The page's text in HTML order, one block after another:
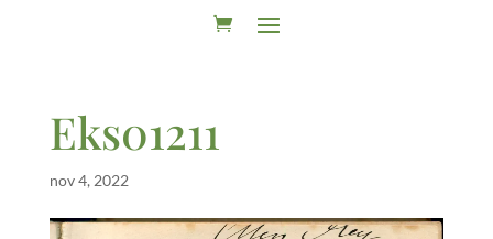
Eks01211
nov 4, 2022